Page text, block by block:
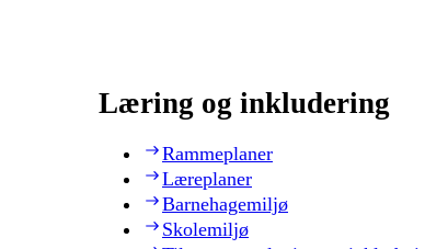
Læring og inkludering
Rammeplaner
Læreplaner
Barnehagemiljø
Skolemiljø